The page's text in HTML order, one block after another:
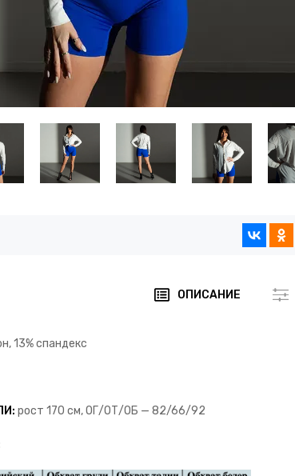
ОПИСАНИЕ
13% спандекс
рост 170 см, ОГ/ОТ/ОБ — 82/66/92